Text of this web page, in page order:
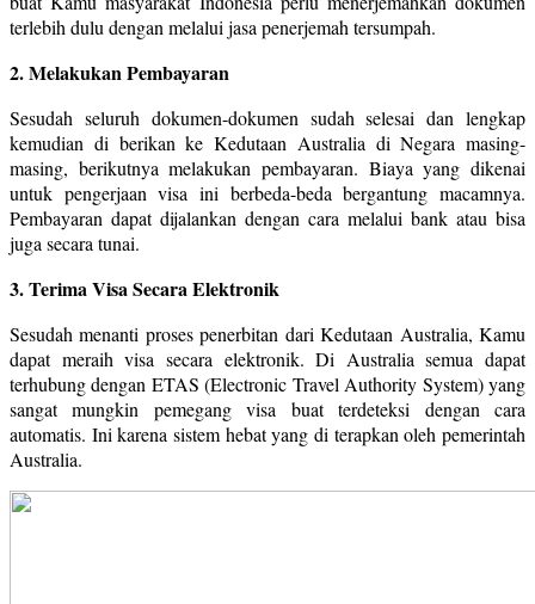
terlebih dulu dengan melalui jasa penerjemah tersumpah.
2. Melakukan Pembayaran
Sesudah seluruh dokumen-dokumen sudah selesai dan lengkap
kemudian di berikan ke Kedutaan Australia di Negara masing-
masing, berikutnya melakukan pembayaran. Biaya yang dikenai
untuk pengerjaan visa ini berbeda-beda bergantung macamnya.
Pembayaran dapat dijalankan dengan cara melalui bank atau bisa
juga secara tunai.
3. Terima Visa Secara Elektronik
Sesudah menanti proses penerbitan dari Kedutaan Australia, Kamu
dapat meraih visa secara elektronik. Di Australia semua dapat
terhubung dengan ETAS (Electronic Travel Authority System) yang
sangat mungkin pemegang visa buat terdeteksi dengan cara
automatis. Ini karena sistem hebat yang di terapkan oleh pemerintah
Australia.